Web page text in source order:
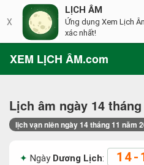
XEM LỊCH ÂM.com
Lịch âm ngày 14
lịch vạn niên ngày 14 tháng 11 năm
Ngày Dương Lịch: 14-
X
LỊCH ÂM
Ứng dụng Xem Lịch
xác nhất!